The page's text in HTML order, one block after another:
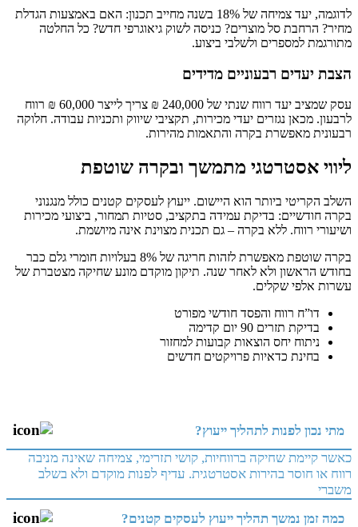
לדוגמה, יעד צמיחה של 18% בשנה מחייב תכנון: האם באמצעות הגדלת
מחיר? הרחבת סל מוצרים? כניסה לשוק גיאוגרפי חדש? כל החלטה
מתורגמת למספרים ולשלבי ביצוע.
הצבת יעדים רבעוניים מדידים
עסק שמציב יעד רווח שנתי של 240,000 ₪ צריך לייצר 60,000 ₪ רווח
לרבעון. מכאן נגזרים יעדי מכירות, תקציבי שיווק ותכניות עבודה. חלוקה
רבעונית מאפשרת בקרה והתאמות מהירות.
ליווי אסטרטגי מתמשך ובקרה שוטפת
השלב הקריטי ביותר הוא היישום. ייעוץ לעסקים קטנים כולל מנגנוני
בקרה חודשיים: בדיקת עמידה בתקציב, סטיות תמחור, ביצועי מכירות
ושיעורי רווח. ללא בקרה – גם תכנית מצוינת אינה מיושמת.
בקרה שוטפת מאפשרת לזהות חריגה של 8% בעלויות חומרי גלם כבר
בחודש הראשון ולא לאחר שנה. תיקון מוקדם מונע שחיקה מצטברת של
עשרות אלפי שקלים.
דו”ח רווח והפסד חודשי מפורט
בדיקת תזרים 90 יום קדימה
ניתוח יחס הוצאות קבועות למחזור
בחינת כדאיות פרויקטים חדשים
מתי נכון לפנות לתהליך ייעוץ?
כאשר קיימת שחיקה ברווחיות, קושי תזרימי, צמיחה שאינה מניבה
רווח או חוסר בהירות אסטרטגית. עדיף לפנות מוקדם ולא בשלב
משברי
כמה זמן נמשך תהליך ייעוץ לעסקים קטנים?